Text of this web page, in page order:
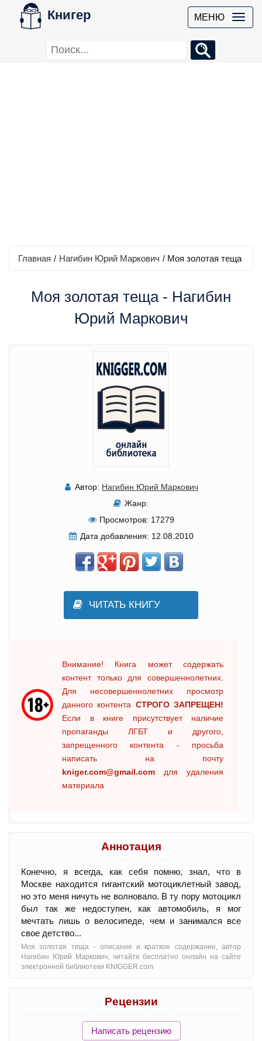
Книгер МЕНЮ
Главная / Нагибин Юрий Маркович / Моя золотая теща
Моя золотая теща - Нагибин
Юрий Маркович
Автор: Нагибин Юрий Маркович
Жанр:
Просмотров: 17279
Дата добавления: 12.08.2010
ЧИТАТЬ КНИГУ
Внимание! Книга может содержать
контент только для совершеннолетних.
Для несовершеннолетних просмотр
данного контента СТРОГО ЗАПРЕЩЕН!
Если в книге присутствует наличие
пропаганды ЛГБТ и другого,
запрещенного контента - просьба
написать на почту
kniger.com@gmail.com для удаления
материала
Аннотация
Конечно, я всегда, как себя помню, знал, что в
Москве находится гигантский мотоциклетный завод,
но это меня ничуть не волновало. В ту пору мотоцикл
был так же недоступен, как автомобиль, я мог
мечтать лишь о велосипеде, чем и занимался все
свое детство...
Моя золотая теща - oписание и краткое содержание, автор
Нагибин Юрий Маркович, читайте бесплатно онлайн на сайте
электронной библиотеки KNIGGER.com
Рецензии
Написать рецензию